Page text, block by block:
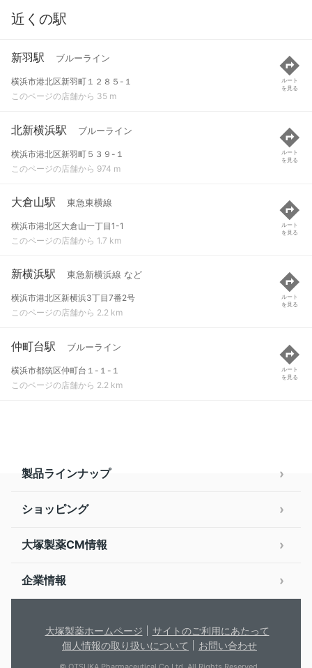
近くの駅
新羽駅 ブルーライン
横浜市港北区新羽町１２８５-１
このページの店舗から 35 m
ルート
を見る
北新横浜駅 ブルーライン
横浜市港北区新羽町５３９-１
このページの店舗から 974 m
ルート
を見る
大倉山駅 東急東横線
横浜市港北区大倉山一丁目1-1
このページの店舗から 1.7 km
ルート
を見る
新横浜駅 東急新横浜線 など
横浜市港北区新横浜3丁目7番2号
このページの店舗から 2.2 km
ルート
を見る
仲町台駅 ブルーライン
横浜市都筑区仲町台１-１-１
このページの店舗から 2.2 km
ルート
を見る
製品ラインナップ
ショッピング
大塚製薬CM情報
企業情報
大塚製薬ホームページ
サイトのご利用にあたって
個人情報の取り扱いについて
お問い合わせ